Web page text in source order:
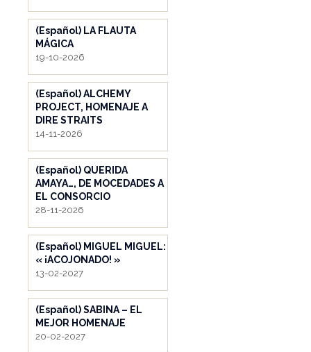
(Español) LA FLAUTA
MÁGICA
19-10-2026
(Español) ALCHEMY
PROJECT, HOMENAJE A
DIRE STRAITS
14-11-2026
(Español) QUERIDA
AMAYA…, DE MOCEDADES A
EL CONSORCIO
28-11-2026
(Español) MIGUEL MIGUEL:
« ¡ACOJONADO! »
13-02-2027
(Español) SABINA – EL
MEJOR HOMENAJE
20-02-2027